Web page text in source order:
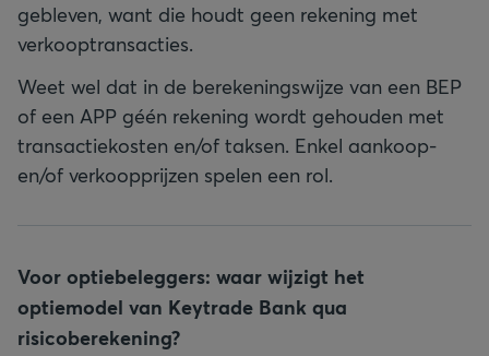
gebleven, want die houdt geen rekening met
verkooptransacties.
Weet wel dat in de berekeningswijze van een BEP
of een APP géén rekening wordt gehouden met
transactiekosten en/of taksen. Enkel aankoop-
en/of verkoopprijzen spelen een rol.
Voor optiebeleggers: waar wijzigt het
optiemodel van Keytrade Bank qua
risicoberekening?